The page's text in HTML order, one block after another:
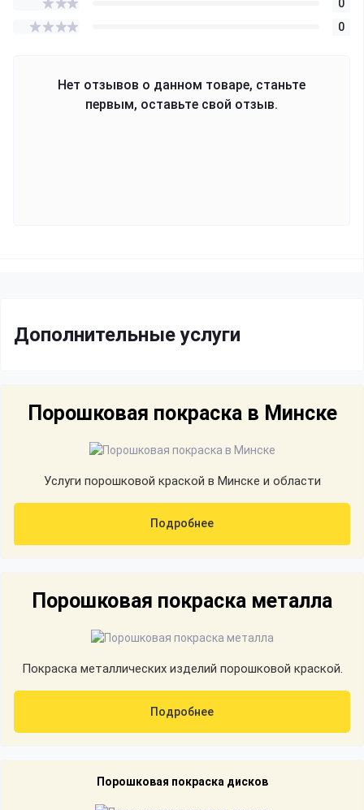
0
0
Нет отзывов о данном товаре, станьте
первым, оставьте свой отзыв.
Дополнительные услуги
Порошковая покраска в Минске
Услуги порошковой краской в Минске и области
Подробнее
Порошковая покраска металла
Покраска металлических изделий порошковой краской.
Подробнее
Порошковая покраска дисков